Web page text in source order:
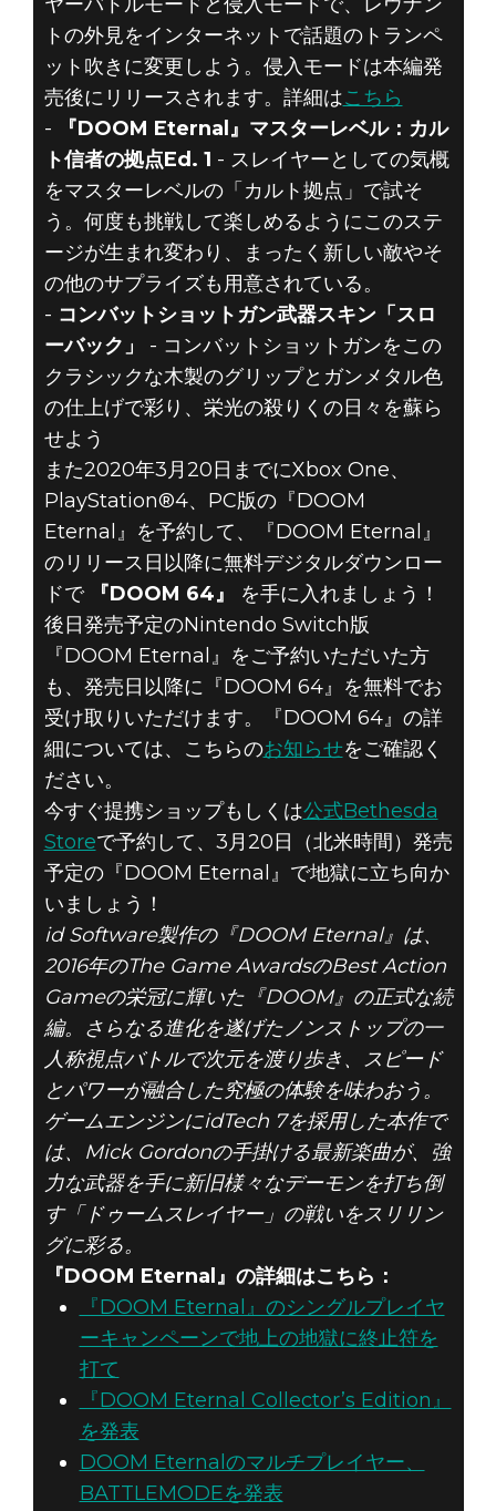
ヤーバトルモードと侵入モードで、レヴナン
トの外見をインターネットで話題のトランペ
ット吹きに変更しよう。侵入モードは本編発
売後にリリースされます。詳細はこちら
-
『DOOM Eternal』マスターレベル：カル
ト信者の拠点Ed. 1 - スレイヤーとしての気概
をマスターレベルの「カルト拠点」で試そ
う。何度も挑戦して楽しめるようにこのステ
ージが生まれ変わり、まったく新しい敵やそ
の他のサプライズも用意されている。
- コンバットショットガン武器スキン「スロ
ーバック」
- コンバットショットガンをこの
クラシックな木製のグリップとガンメタル色
の仕上げで彩り、栄光の殺りくの日々を蘇ら
せよう
また2020年3月20日までにXbox One、
PlayStation®4、PC版の『DOOM
Eternal』を予約して、『DOOM Eternal』
のリリース日以降に無料デジタルダウンロー
ドで
『DOOM 64』
を手に入れましょう！
後日発売予定のNintendo Switch版
『DOOM Eternal』をご予約いただいた方
も、発売日以降に『DOOM 64』を無料でお
受け取りいただけます。『DOOM 64』の詳
細については、こちらのお知らせをご確認く
ださい。
今すぐ提携ショップもしくは公式Bethesda
Storeで予約して、3月20日（北米時間）発売
予定の『DOOM Eternal』で地獄に立ち向か
いましょう！
id Software製作の『DOOM Eternal』は、
2016年のThe Game AwardsのBest Action
Gameの栄冠に輝いた『DOOM』の正式な続
編。さらなる進化を遂げたノンストップの一
人称視点バトルで次元を渡り歩き、スピード
とパワーが融合した究極の体験を味わおう。
ゲームエンジンにidTech 7を採用した本作で
は、Mick Gordonの手掛ける最新楽曲が、強
力な武器を手に新旧様々なデーモンを打ち倒
す「ドゥームスレイヤー」の戦いをスリリン
グに彩る。
『DOOM Eternal』の詳細はこちら：
『DOOM Eternal』のシングルプレイヤ
ーキャンペーンで地上の地獄に終止符を
打て
『DOOM Eternal Collector’s Edition』
を発表
DOOM Eternalのマルチプレイヤー、
BATTLEMODEを発表